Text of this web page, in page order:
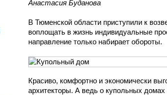
Анастасия Буданова
В Тюменской области приступили к
воплощать в жизнь индивидуальные
направление только набирает обороты.
Красиво, комфортно и экономически
архитекторы. А ведь о купольных